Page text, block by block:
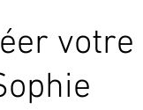
votre